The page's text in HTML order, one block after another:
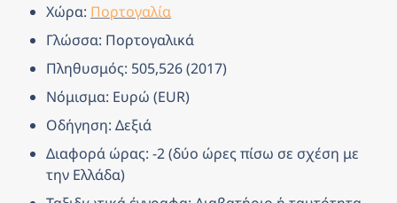
Χώρα: Πορτογαλία
Γλώσσα: Πορτογαλικά
Πληθυσμός: 505,526 (2017)
Νόμισμα: Ευρώ (EUR)
Οδήγηση: Δεξιά
Διαφορά ώρας: -2 (δύο ώρες πίσω σε σχέση με
την Ελλάδα)